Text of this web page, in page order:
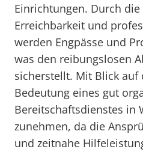
Einrichtungen. Durch
Erreichbarkeit und
werden Engpässe und
was den reibungslosen
sicherstellt. Mit Blick auf
Bedeutung eines gut
Bereitschaftsdienstes in
zunehmen, da die
und zeitnahe